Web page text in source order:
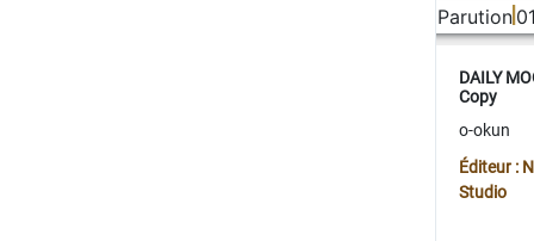
Parution
DAILY
Copy
o-okun
Éditeur :
Studio